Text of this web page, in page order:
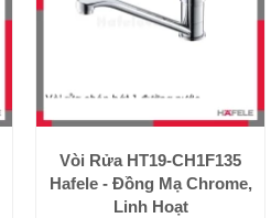
Vòi Rửa HT19-CH1F135
Hafele - Đồng Mạ Chrome,
Linh Hoạt